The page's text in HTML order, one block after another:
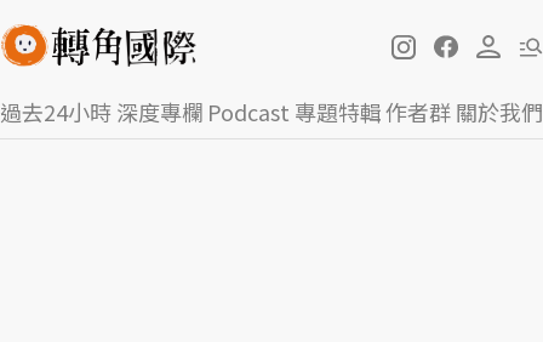
過去24小時深度專欄 Podcast 專題特輯作者群關於我們